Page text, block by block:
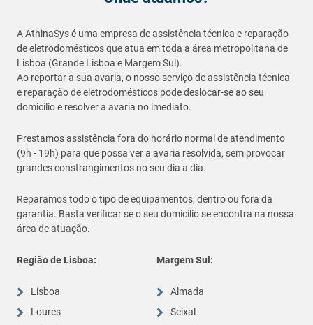
A AthinaSys é uma empresa de assistência técnica e reparação
de eletrodomésticos que atua em toda a área metropolitana de
Lisboa (Grande Lisboa e Margem Sul).
Ao reportar a sua avaria, o nosso serviço de assistência técnica
e reparação de eletrodomésticos pode deslocar-se ao seu
domicílio e resolver a avaria no imediato.
Prestamos assistência fora do horário normal de atendimento
(9h - 19h) para que possa ver a avaria resolvida, sem provocar
grandes constrangimentos no seu dia a dia.
Reparamos todo o tipo de equipamentos, dentro ou fora da
garantia. Basta verificar se o seu domicílio se encontra na nossa
área de atuação.
Região de Lisboa:
Lisboa
Loures
Margem Sul:
Almada
Seixal